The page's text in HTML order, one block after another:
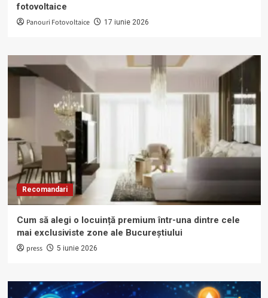
fotovoltaice
Panouri Fotovoltaice 17 iunie 2026
Recomandari
Cum să alegi o locuință premium într-una dintre cele
mai exclusiviste zone ale Bucureștiului
press 5 iunie 2026